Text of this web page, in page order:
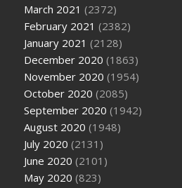
March 2021 (2372)
February 2021 (2382)
January 2021 (2128)
December 2020 (1863)
November 2020 (1954)
October 2020 (2085)
September 2020 (1942)
August 2020 (1948)
July 2020 (2131)
June 2020 (2101)
May 2020 (823)